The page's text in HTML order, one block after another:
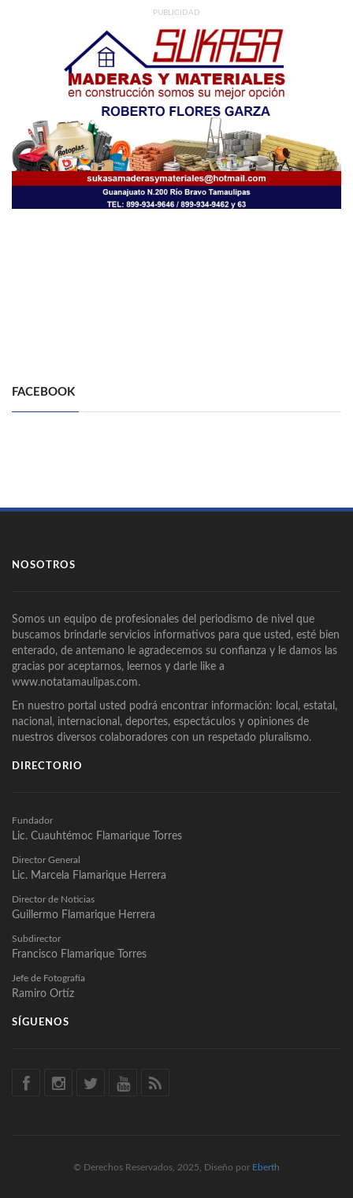
PUBLICIDAD
FACEBOOK
NOSOTROS
Somos un equipo de profesionales del periodismo de nivel que
buscamos brindarle servicios informativos para que usted, esté bien
enterado, de antemano le agradecemos su confianza y le damos las
gracias por aceptarnos, leernos y darle like a
www.notatamaulipas.com.
En nuestro portal usted podrá encontrar información: local, estatal,
nacional, internacional, deportes, espectáculos y opiniones de
nuestros diversos colaboradores con un respetado pluralismo.
DIRECTORIO
Fundador
Lic. Cuauhtémoc Flamarique Torres
Director General
Lic. Marcela Flamarique Herrera
Director de Noticias
Guillermo Flamarique Herrera
Subdirector
Francisco Flamarique Torres
Jefe de Fotografía
Ramiro Ortíz
SÍGUENOS
© Derechos Reservados, 2025, Diseño por Eberth